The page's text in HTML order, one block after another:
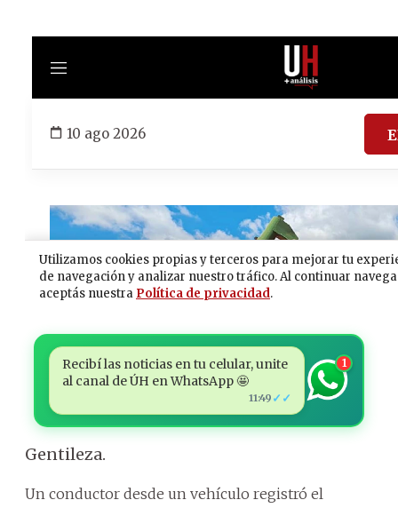
Recibí las noticias en tu celular, unite
al canal de ÚH en WhatsApp 🤩
11:49 ✓✓
1
Gentileza.
Un conductor desde un vehículo registró el